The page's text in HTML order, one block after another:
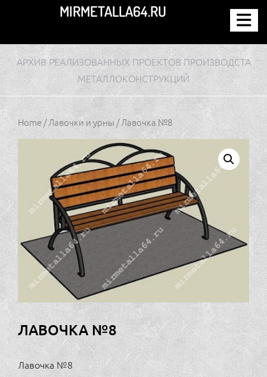
содержимому
MIRMETALLA64.RU
АРХИВ РЕАЛИЗОВАННЫХ ПРОЕКТОВ ПРОИЗВОДСТА
МЕТАЛЛОКОНСТРУКЦИЙ
Home/Лавочки и урны/ Лавочка №8
ЛАВОЧКА №8
Лавочка №8